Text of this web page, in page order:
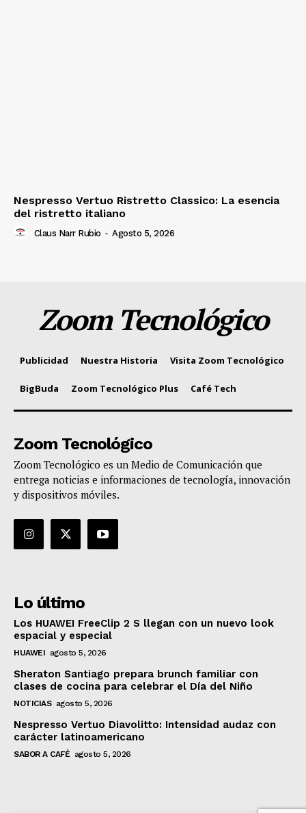
Nespresso Vertuo Ristretto Classico: La esencia
del ristretto italiano
Claus Narr Rubio - Agosto 5, 2026
Zoom Tecnológico
Publicidad Nuestra Historia Visita Zoom Tecnológico
BigBuda Zoom Tecnológico Plus Café Tech
Zoom Tecnológico
Zoom Tecnológico es un Medio de Comunicación que
entrega noticias e informaciones de tecnología, innovación
y dispositivos móviles.
Lo último
Los HUAWEI FreeClip 2 S llegan con un nuevo look
espacial y especial
HUAWEI agosto 5, 2026
Sheraton Santiago prepara brunch familiar con
clases de cocina para celebrar el Día del Niño
NOTICIAS agosto 5, 2026
Nespresso Vertuo Diavolitto: Intensidad audaz con
carácter latinoamericano
SABOR A CAFÉ agosto 5, 2026